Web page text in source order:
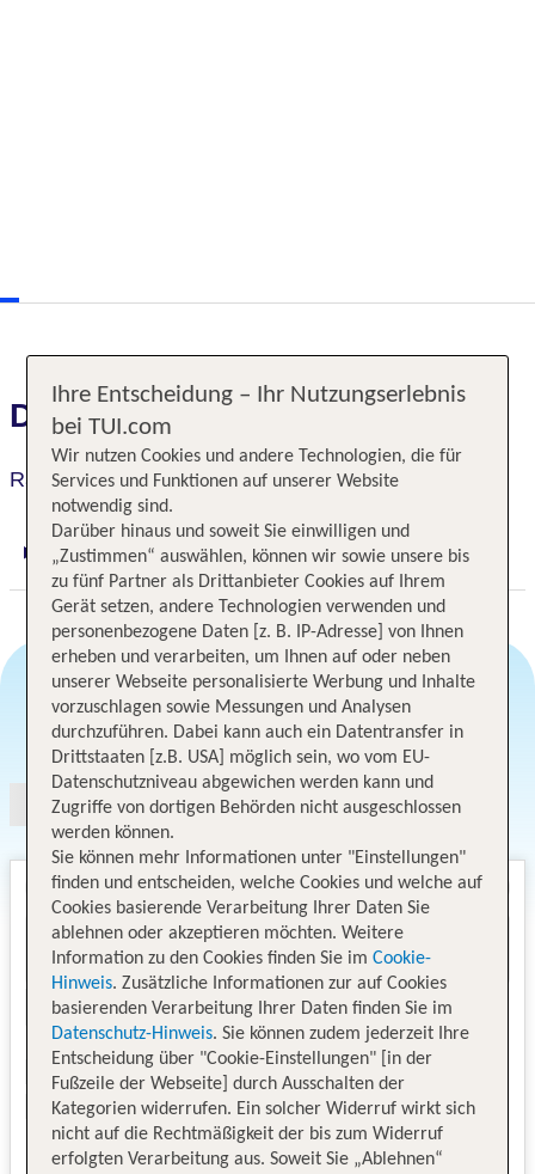
Das erwartet Sie
Raffles Istanbul
Digitaler und telefonischer 24/7 TUI Service
Angebotsauswahl
Ihre Entscheidung – Ihr Nutzungserlebnis
bei TUI.com
Wir nutzen Cookies und andere Technologien, die für
Services und Funktionen auf unserer Website
notwendig sind.
Darüber hinaus und soweit Sie einwilligen und
„Zustimmen“ auswählen, können wir sowie unsere bis
zu fünf Partner als Drittanbieter Cookies auf Ihrem
Gerät setzen, andere Technologien verwenden und
personenbezogene Daten [z. B. IP-Adresse] von Ihnen
erheben und verarbeiten, um Ihnen auf oder neben
unserer Webseite personalisierte Werbung und Inhalte
vorzuschlagen sowie Messungen und Analysen
durchzuführen. Dabei kann auch ein Datentransfer in
Drittstaaten [z.B. USA] möglich sein, wo vom EU-
Datenschutzniveau abgewichen werden kann und
Zugriffe von dortigen Behörden nicht ausgeschlossen
werden können.
Sie können mehr Informationen unter "Einstellungen"
finden und entscheiden, welche Cookies und welche auf
Cookies basierende Verarbeitung Ihrer Daten Sie
ablehnen oder akzeptieren möchten. Weitere
Information zu den Cookies finden Sie im Cookie-
Hinweis. Zusätzliche Informationen zur auf Cookies
basierenden Verarbeitung Ihrer Daten finden Sie im
Datenschutz-Hinweis. Sie können zudem jederzeit Ihre
Entscheidung über "Cookie-Einstellungen" [in der
Fußzeile der Webseite] durch Ausschalten der
Kategorien widerrufen. Ein solcher Widerruf wirkt sich
nicht auf die Rechtmäßigkeit der bis zum Widerruf
erfolgten Verarbeitung aus. Soweit Sie „Ablehnen“